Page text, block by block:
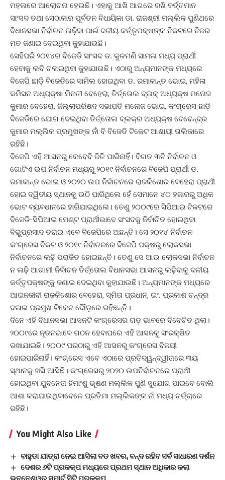
ମହଲରେ ଆଲୋଚନା ହେଉଛି। ଏହାକୁ ଆଖି ଆଗରେ ରଖି ବର୍ତ୍ତମାନ
ସାଂସଦ ତଥା ସେଠାକାର ପୂର୍ବତନ ବିଧାୟିକା ଡା. ରାଜଶ୍ରୀ ମଲ୍ଲିକ ପୁଣିଥରେ
ବିଧାନସଭା ନିର୍ବାଚନ ଲଢ଼ିବା ପାଇଁ ଦଳୀୟ କର୍ତ୍ତୃପକ୍ଷଙ୍କ ନିକଟରେ ନିଜର
ମତ ଜଣାଇ ଦେଇଥିବା କୁହାଯାଉଛି।
ସେହିପରି ୨୦୧୪ର ବିଜେଡି ସାଂସଦ ଡ. କୁଳମଣି ସାମଲ ମଧ୍ୟ ପ୍ରାର୍ଥୀ
ହେବାକୁ ଲବି ଚଳାଇଥିବା କୁହାଯାଉଛି। ଏଠାରୁ ଅନ୍ୟମାନଙ୍କ ମଧ୍ୟରେ
ବିଜେପି ଛାଡ଼ି ବିଜେଡିରେ ସାମିଲ ହୋଇଥିବା ଡ. ରମାକାନ୍ତ ଭୋଇ, ମହିଳା
କମିସନ ଅଧ୍ୟକ୍ଷା ମିନତୀ ବେହେରା, ତିର୍ତ୍ତୋଲ ବ୍ଲକ୍ ଅଧ୍ୟକ୍ଷ ମନୋଜ
କୁମାର ବେହେରା, ଜିଲ୍ଲାପରିଷଦ ସଭାପତି ମନୋଜ ଭୋଇ, କଂଗ୍ରେସ ଛାଡ଼ି
ବିଜେଡିରେ ଯୋଗ ଦେଇଥିବା ତିର୍ତ୍ତୋଲ ବ୍ଲକ୍‌ର ଅଧ୍ୟକ୍ଷ ଦେବେନ୍ଦ୍ର
କୁମାର ମଲ୍ଲିକ ପ୍ରମୁଖଙ୍କ ନାଁ ବି ବିଜେଡି ଟିକେଟ ଆଶାୟୀ ତାଲିକାରେ
ରହିଛି।
ବିଜେପି ଏହି ଆସନରୁ କେବେବି ଜିତି ପାରିନାହିଁ। ବିଗତ ୩ଟି ନିର୍ବାଚନ ଓ
ଗୋଟିଏ ଉପ ନିର୍ବାଚନ ମଧ୍ୟରୁ ୨୦୧୯ ନିର୍ବାଚନରେ ବିଜେପି ପ୍ରାର୍ଥୀ ଡ.
ରମାକାନ୍ତ ଭୋଇ ଓ ୨୦୨୦ ଉପ ନିର୍ବାଚନରେ ରାଜକିଶୋର ବେହେରା ପ୍ରାର୍ଥୀ
ହୋଇ ଦ୍ୱିତୀୟ ସ୍ଥାନକୁ ଉଠି ପାରିଥିଲେ ହେଁ ସେମାନେ ୪୦ ହଜାରରୁ ଅଧିକ
ଭୋଟ ବ୍ୟବଧାନରେ ହାରିଯାଇଥିଲେ। ତେଣୁ ୨୦୦୯ରେ ସିପିଆଇ ଟିକଟରେ
ବିଜେଡି-ସିପିଆଇ ମେଣ୍ଟ ପ୍ରାର୍ଥୀଭାବେ ସଂସଦକୁ ନିର୍ବାଚିତ ହୋଇଥିବା
ବିଭୁପ୍ରସାଦ ତରାଇ ଏବେ ବିଜେପିରେ ଅଛନ୍ତି। ସେ ୨୦୧୪ ନିର୍ବାଚନ
କଂଗ୍ରେସ ଟିକଟ ଓ ୨୦୧୯ ନିର୍ବାଚନରେ ବିଜେପି ପକ୍ଷରୁ ଲୋକସଭା
ନିର୍ବାଚନରେ ଲଢ଼ି ପରାଜିତ ହୋଇଛନ୍ତି। ତେଣୁ ସେ ଆଉ ଲୋକସଭା ନିର୍ବାଚନ
ନ ଲଢ଼ି ଆଗାମୀ ନିର୍ବାଚନ ତିର୍ତ୍ତୋଲ ବିଧାନସଭା ଆସନରୁ ଲଢ଼ିବାକୁ ଦଳୀୟ
କର୍ତ୍ତୃପକ୍ଷଙ୍କୁ ଜଣାଇ ଦେଇଥିବା କୁହାଯାଉଛି। ଅନ୍ୟମାନଙ୍କ ମଧ୍ୟରେ
ଆଇନଜୀବୀ ରାଜକିଶୋର ବେହେରା, ସ୍ମିତା ପ୍ରଧାନ, ଇଂ. ପ୍ରକାଶ ଚନ୍ଦ୍ର
ଦଳାଇ ପ୍ରମୁଖ ଟିକେଟ ଦୌଡ଼ରେ ରହିଛନ୍ତି।
ଦିନେ ଏହି ବିଧାନସଭା ଆସନଟି କଂଗ୍ରେସର ଗଡ଼ ଭାବରେ ବିବେଚିତ ଥିଲା।
୨୦୦୯ରେ ନୂତନଭାବେ ଗଠନ ହେବାପରେ ଏହି ଆସନକୁ ସଂରକ୍ଷିତ
ରଖାଯାଇଛି। ୨୦୦୯ ପରଠାରୁ ଏହି ଆସନରୁ କଂଗ୍ରେସ ବିଜୟୀ
ହୋଇପାରିନାହିଁ। କଂଗ୍ରେସ ଏବେ ଏଠାରେ ପ୍ରତିଦ୍ୱନ୍ଦ୍ୱୀତାରେ ୩ୟ
ସ୍ଥାନକୁ ଖସି ଆସିଛି। କଂଗ୍ରେସରୁ ୨୦୨୦ ଉପନିର୍ବାଚନରେ ପ୍ରାର୍ଥୀ
ହୋଇଥିବା ଯୁବନେତା ହିମାଂଶୁ ଭୂଷଣ ମଲ୍ଲିକ ପୁଣି ସୁଯୋଗ ପାଇବେ ବୋଲି
ଆଶା କରାଯାଉଥିବାବେଳେ ପ୍ରତିମା ମଲ୍ଲିକଙ୍କ ନାଁ ମଧ୍ୟ ଚର୍ଚ୍ଚାରେ
ରହିଛି।
You Might Also Like
ବାହୁଡା ଯାତ୍ରା ନେଇ ଆସିଲା ବଡ ଖବର, ବନ୍ଦ ରହିବ ସର୍ବ ସାଧାରଣ ଦର୍ଶନ
ଦେଶର ୬ଟି ପ୍ରକଳ୍ପ ମଧ୍ୟରେ ପ୍ରଥମ ସ୍ଥାନ ଅଧିକାର କଲା
ଭୁବନେଶ୍ୱର ସ୍ମାର୍ଟ ସିଟି ପ୍ରକଳ୍ପ